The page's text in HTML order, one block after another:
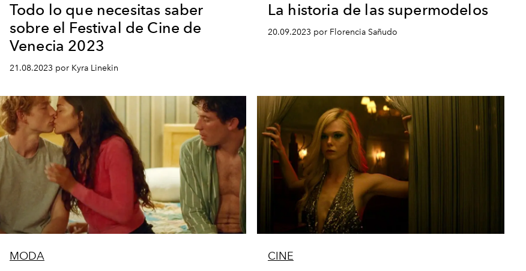
Todo lo que necesitas saber
sobre el Festival de Cine de
Venecia 2023
21.08.2023 por Kyra Linekin
La historia de las supermodelos
20.09.2023 por Florencia Sañudo
MODA CINE